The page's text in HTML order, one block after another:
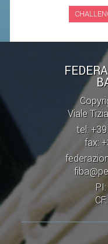
Viale
tel:
fax: